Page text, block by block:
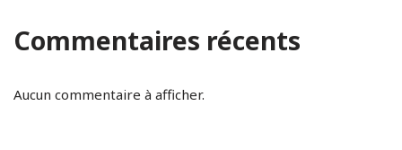
Commentaires récents
Aucun commentaire à afficher.